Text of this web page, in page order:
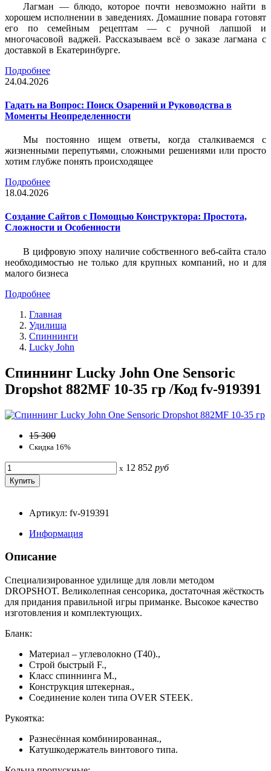
Лагман — блюдо, которое почти невозможно найти в
хорошем исполнении в заведениях. Домашние повара готовят
его по семейным рецептам — с ручной лапшой и
многочасовой ваджей. Рассказываем всё о заказе лагмана с
доставкой в Екатеринбурге.
Подробнее
24.04.2026
Гадать на Вопрос: Поиск Озарений и Руководства в
Моменты Неопределенности
Мы постоянно ищем ответы, когда сталкиваемся с
жизненными перепутьями, сложными решениями или просто
хотим глубже понять происходящее
Подробнее
18.04.2026
Создание Сайтов с Помощью Конструктора: Простота,
Сложности и Особенности
В цифровую эпоху наличие собственного веб-сайта стало
необходимостью не только для крупных компаний, но и для
малого бизнеса
Подробнее
Главная
Удилища
Спиннинги
Lucky John
Спиннинг Lucky John One Sensoric
Dropshot 882MF 10-35 гр /Код fv-919391
15 300
Скидка 16%
x 12 852 руб
Артикул: fv-919391
Информация
Описание
Специализированное удилище для ловли методом
DROPSHOT. Великолепная сенсорика, достаточная жёсткость
для придания правильной игры приманке. Высокое качество
изготовления и комплектующих.
Бланк:
Материал – углеволокно (T40).,
Строй быстрый F.,
Класс спиннинга M.,
Конструкция штекерная.,
Соединение колен типа OVER STEEK.
Рукоятка:
Разнесённая комбинированная.,
Катушкодержатель винтового типа.